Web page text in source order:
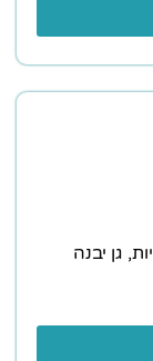
, גן יבנה